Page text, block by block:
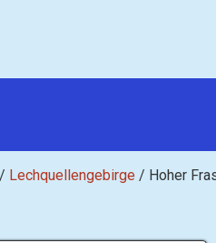
/ Lechquellengebirge / Hoher